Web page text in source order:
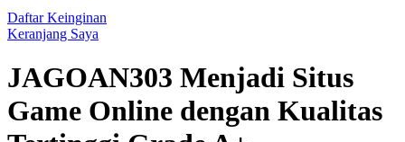
QV Baby
R
Real Shades
Daftar Keinginan
Keranjang Saya
JAGOAN303 Menjadi Situs
Game Online dengan Kualitas